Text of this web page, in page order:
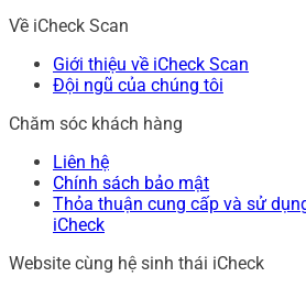
Về iCheck Scan
Giới thiệu về iCheck Scan
Đội ngũ của chúng tôi
Chăm sóc khách hàng
Liên hệ
Chính sách bảo mật
Thỏa thuận cung cấp và sử
iCheck
Website cùng hệ sinh thái iCheck